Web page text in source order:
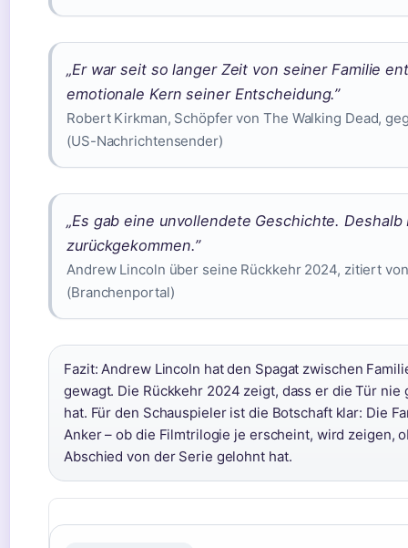
„Er war seit so langer Zeit von seiner Familie
emotionale Kern seiner Entscheidung.”
Robert Kirkman, Schöpfer von The Walking Dead,
(US-Nachrichtensender)
„Es gab eine unvollendete Geschichte. Deshalb
zurückgekommen.”
Andrew Lincoln über seine Rückkehr 2024, zitiert
(Branchenportal)
Fazit: Andrew Lincoln hat den Spagat zwischen
gewagt. Die Rückkehr 2024 zeigt, dass er die Tür nie
hat. Für den Schauspieler ist die Botschaft klar: Die
Anker – ob die Filmtrilogie je erscheint, wird zeigen,
Abschied von der Serie gelohnt hat.